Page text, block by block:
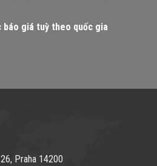
báo giá tuỳ theo quốc gia
Praha 14200